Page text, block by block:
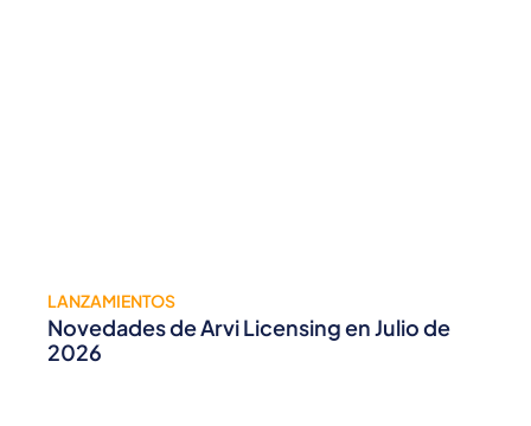
LANZAMIENTOS
Novedades de Arvi Licensing en Julio de
2026